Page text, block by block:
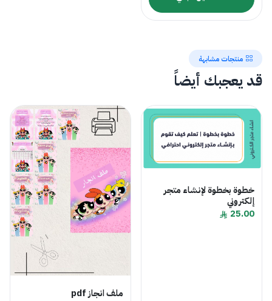
منتجات مشابهة
قد يعجبك أيضاً
خطوة بخطوة لإنشاء متجر
إلكتروني
25.00
ملف انجاز pdf